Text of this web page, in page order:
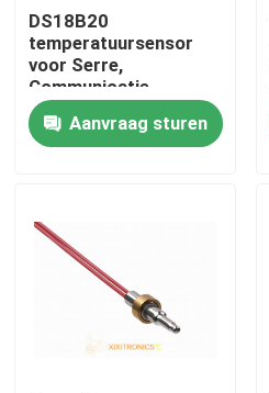
Over ons
Contacten
DS18B20
temperatuursensor
voor Serre,
Communicatie
Basisstation, Voertuig
mft-4401 Reeksen
Aanvraag sturen